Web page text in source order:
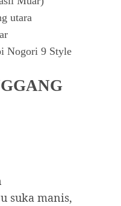
utara
Nogori 9 Style
suka manis,